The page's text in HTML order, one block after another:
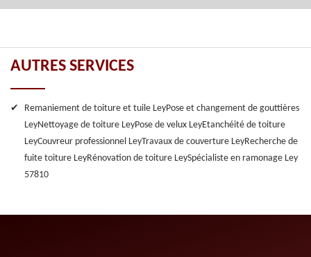
AUTRES SERVICES
Remaniement de toiture et tuile LeyPose et changement de gouttières
LeyNettoyage de toiture LeyPose de velux LeyEtanchéité de toiture
LeyCouvreur professionnel LeyTravaux de couverture LeyRecherche de
fuite toiture LeyRénovation de toiture LeySpécialiste en ramonage Ley
57810